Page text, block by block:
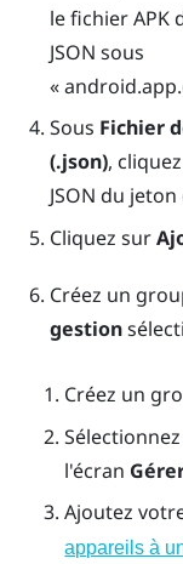
le fichier APK
JSON sous
«
Sous Fichier
(.json),
JSON du
Cliquez sur
Créez un
gestion
Créez un
l'écran
Ajoutez
appareils à